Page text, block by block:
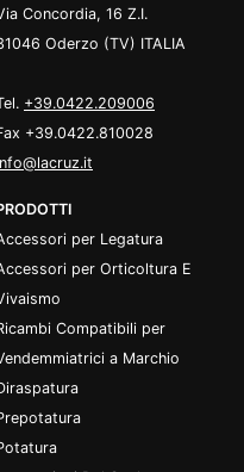
Concordia, 16 Z.I.
Oderzo (TV) ITALIA
+39.0422.209006
+39.0422.810028
per Legatura
per Orticoltura E
Compatibili per
a Marchio